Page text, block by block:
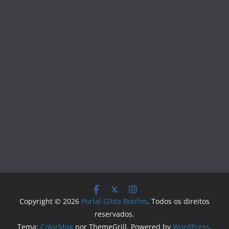
Copyright © 2026 Portal Gilda Bonfim. Todos os direitos
reservados.
Tema: ColorMag por ThemeGrill. Powered by WordPress.